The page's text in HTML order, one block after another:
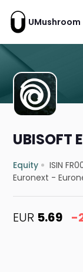
UMushroom
Equity ISIN
Euronext -
EUR 5.69 -